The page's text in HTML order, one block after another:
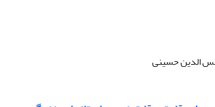
الدین حسینی